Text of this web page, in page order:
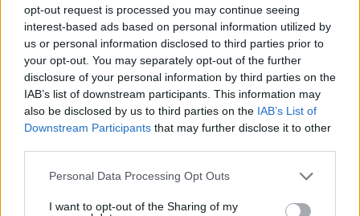
opt-out request is processed you may continue seeing
interest-based ads based on personal information utilized by
us or personal information disclosed to third parties prior to
your opt-out. You may separately opt-out of the further
disclosure of your personal information by third parties on the
IAB’s list of downstream participants. This information may
also be disclosed by us to third parties on the IAB’s List of
Downstream Participants that may further disclose it to other
Please note that this website/app uses one or more Google
not limited to your visit or usage behaviour. You may click to
Personal Data Processing Opt Outs
I want to opt-out of the Sharing of my
ΣΧΟΛΙΑ
ΠΡΟΣΘΗΚΗ ΣΧΟΛΙΟΥ
ΠΡΟΣΘΗΚΗ ΣΧΟΛΙΟΥ
ΌΝΟΜΑ *